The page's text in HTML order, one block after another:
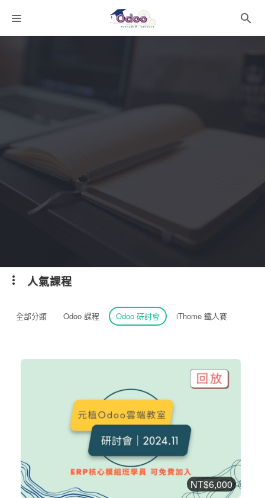
人氣課程
全部分類 Odoo 課程 Odoo 研討會 iThome 鐵人賽
NT$6,000